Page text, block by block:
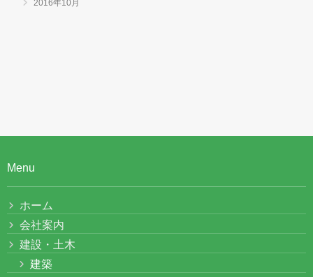
2016年10月
Menu
ホーム
会社案内
建設・土木
建築